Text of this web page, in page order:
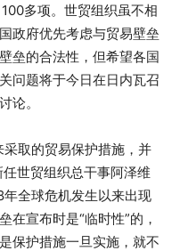
多项。世贸组织虽不相
政府优先考虑与贸易壁垒
垒的合法性，但希望各国
问题将于今日在日内瓦召
论。
取的贸易保护措施，并
世贸组织总干事阿泽维
全球危机发生以来出现
在宣布时是“临时性”的，
保护措施一旦实施，就不